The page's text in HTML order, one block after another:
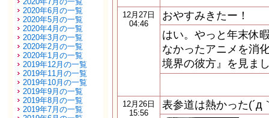
2020年6月の一覧
2020年5月の一覧
2020年4月の一覧
2020年3月の一覧
2020年2月の一覧
2020年1月の一覧
2019年12月の一覧
2019年11月の一覧
2019年10月の一覧
2019年9月の一覧
2019年8月の一覧
2019年7月の一覧
12月27日
04:46
おやすみきたー！
はい。やっと年末休
なかったアニメを消
境界の彼方』を見ま
12月26日
15:56
表参道は熱かった(´д